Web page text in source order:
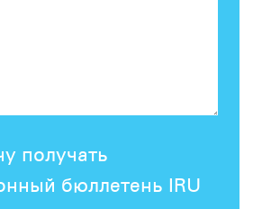
получать
бюллетень IRU